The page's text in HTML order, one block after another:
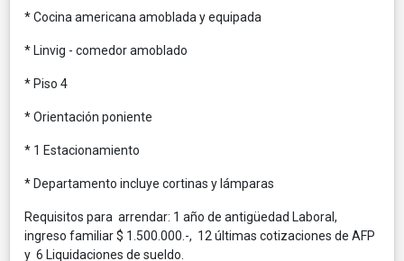
* Cocina americana amoblada y equipada
* Linvig - comedor amoblado
* Piso 4
* Orientación poniente
* 1 Estacionamiento
* Departamento incluye cortinas y lámparas
Requisitos para arrendar: 1 año de antigüedad Laboral,
ingreso familiar $ 1.500.000.-, 12 últimas cotizaciones de AFP
y 6 Liquidaciones de sueldo.